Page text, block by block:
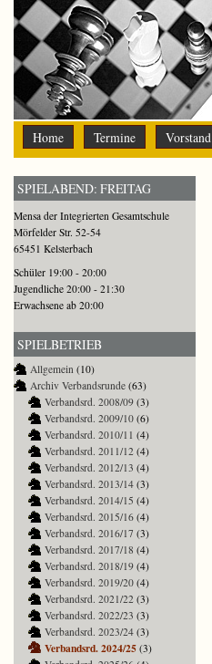
Home Termine Vorstand
SPIELABEND: FREITAG
Mensa der Integrierten Gesamtschule
Mörfelder Str. 52-54
65451 Kelsterbach
Schüler 19:00 - 20:00
Jugendliche 20:00 - 21:30
Erwachsene ab 20:00
SPIELBETRIEB
Allgemein (10)
Archiv Verbandsrunde (63)
Verbandsrd. 2008/09 (3)
Verbandsrd. 2009/10 (6)
Verbandsrd. 2010/11 (4)
Verbandsrd. 2011/12 (4)
Verbandsrd. 2012/13 (4)
Verbandsrd. 2013/14 (3)
Verbandsrd. 2014/15 (4)
Verbandsrd. 2015/16 (4)
Verbandsrd. 2016/17 (3)
Verbandsrd. 2017/18 (4)
Verbandsrd. 2018/19 (4)
Verbandsrd. 2019/20 (4)
Verbandsrd. 2021/22 (3)
Verbandsrd. 2022/23 (3)
Verbandsrd. 2023/24 (3)
Verbandsrd. 2024/25 (3)